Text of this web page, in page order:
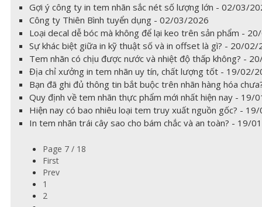
Gợi ý công ty in tem nhãn sắc nét số lượng lớn - 02/03/
Công ty Thiên Bình tuyển dụng - 02/03/2026
Loại decal dễ bóc mà không để lại keo trên sản phẩm -
Sự khác biệt giữa in kỹ thuật số và in offset là gì? - 20/02/
Tem nhãn có chịu được nước và nhiệt độ thấp không? -
Địa chỉ xưởng in tem nhãn uy tín, chất lượng tốt - 19/02/
Bạn đã ghi đủ thông tin bắt buộc trên nhãn hàng hóa
Quy định về tem nhãn thực phẩm mới nhất hiện nay - 19/
Hiện nay có bao nhiêu loại tem truy xuất nguồn gốc? -
In tem nhãn trái cây sao cho bám chắc và an toàn? - 19/
Page 7 / 18
First
Prev
1
2